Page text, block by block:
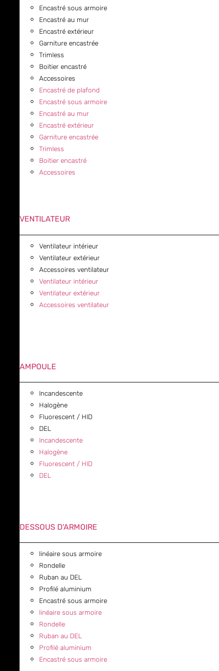
Encastré sous armoire
Encastré au mur
Encastré extérieur
Garniture encastrée
Trimless
Boitier encastré
Accessoires
Encastré de plafond
Encastré sous armoire
Encastré au mur
Encastré extérieur
Garniture encastrée
Trimless
Boitier encastré
Accessoires
VENTILATEUR
Ventilateur intérieur
Ventilateur extérieur
Accessoires ventilateur
Ventilateur intérieur
Ventilateur extérieur
Accessoires ventilateur
AMPOULE
Incandescente
Halogène
Fluorescent / HID
DEL
Incandescente
Halogène
Fluorescent / HID
DEL
DESSOUS D'ARMOIRE
linéaire sous armoire
Rondelle
Ruban au DEL
Profilé aluminium
Encastré sous armoire
linéaire sous armoire
Rondelle
Ruban au DEL
Profilé aluminium
Encastré sous armoire